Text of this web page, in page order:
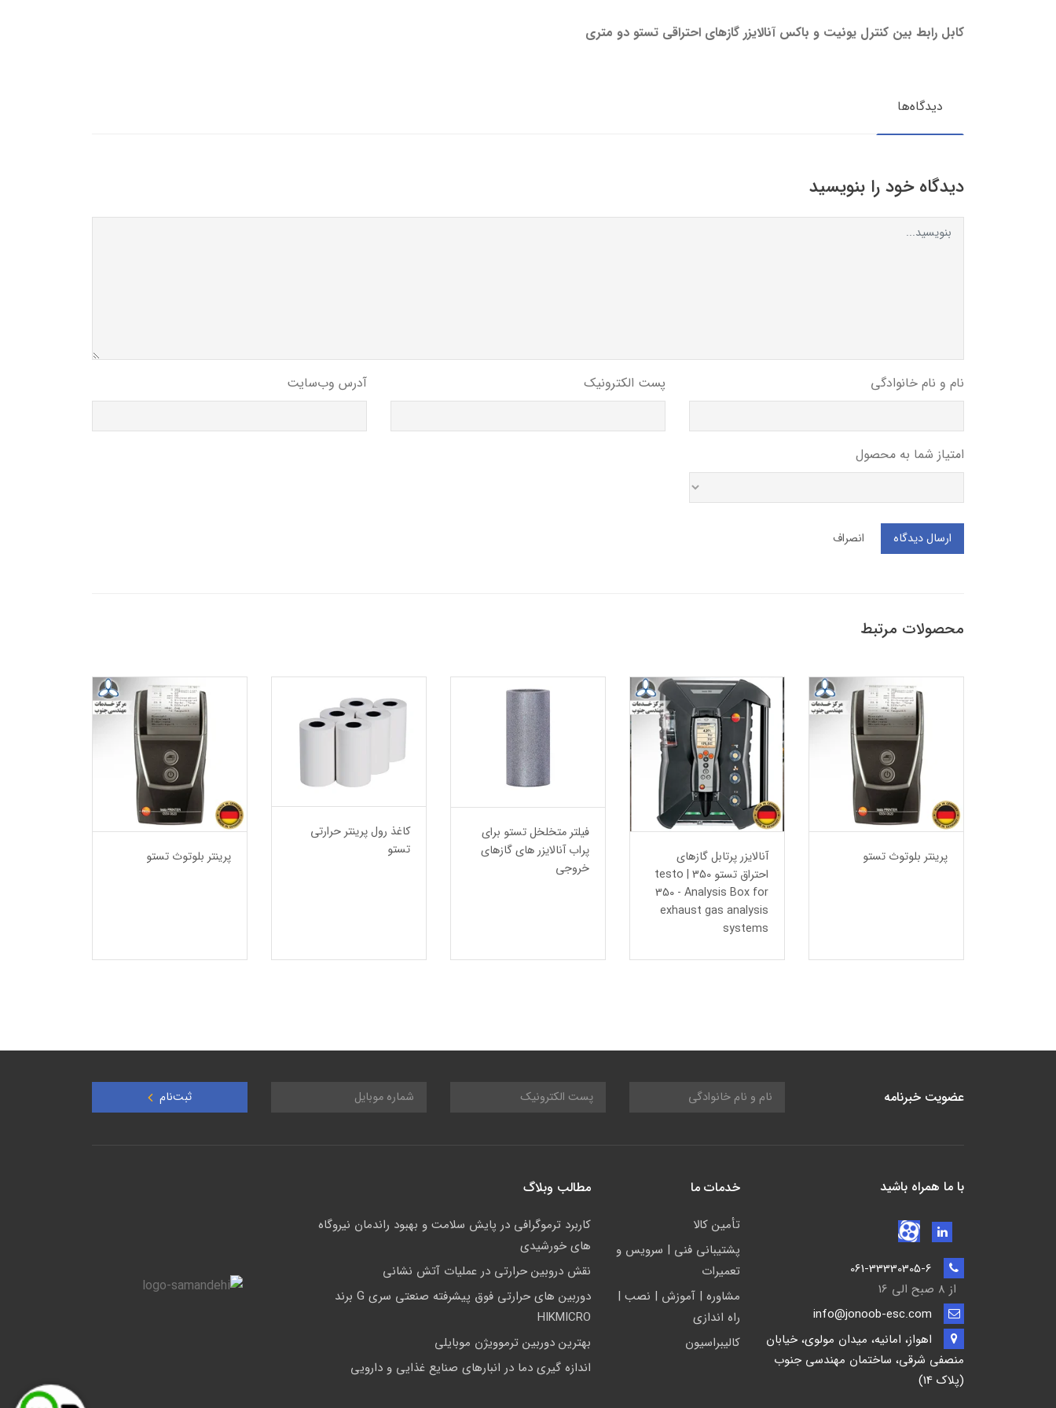
کابل رابط بین کنترل یونیت و باکس آنالایزر گازهای احتراقی تستو دو متری
دیدگاه‌ها
دیدگاه خود را بنویسید
نام و نام خانوادگی پست الکترونیک آدرس وب‌سایت
امتیاز شما به محصول
ارسال دیدگاه انصراف
محصولات مرتبط
پرینتر بلوتوث تستو
آنالايزر پرتابل گازهای
احتراق تستو 350 | testo
350 - Analysis Box for
exhaust gas analysis
systems
فیلتر متخلخل تستو برای
پراب آنالایزر های گازهای
خروجی
کاغذ رول پرینتر حرارتی
تستو
پرینتر بلوتوث تستو
عضویت خبرنامه ثبت‌نام
با ما همراه باشید
از 8 صبح الی 16
اهواز، امانیه، میدان مولوی، خیابان
منصفی شرقی، ساختمان مهندسی جنوب
(پلاک 14)
خدمات ما
تأمين كالا
پشتيباني فني | سرويس و
تعمیرات
مشاوره | آموزش | نصب |
راه اندازی
کالیبراسیون
مطالب وبلاگ
کاربرد ترموگرافی در پایش سلامت و بهبود راندمان نیروگاه
های خورشیدی
نقش دروبین حرارتی در عملیات آتش نشانی
دوربین های حرارتی فوق پیشرفته صنعتی سری G برند
HIKMICRO
بهترین دوربین ترموویژن موبایلی
اندازه گیری دما در انبارهای صنایع غذایی و دارویی